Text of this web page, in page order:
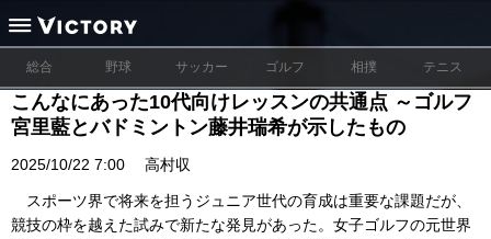
総合 野球 サッカー ゴルフ 相撲 テニス
こんなにあった10代向けレッスンの共通点 ～ゴルフ
宮里藍とバドミントン藤井瑞希が示したもの
2025/10/22 7:00 高村収
スポーツ界で将来を担うジュニア世代の育成は重要な課題だが、
競技の枠を越えた試みで新たな発見があった。女子ゴルフの元世界